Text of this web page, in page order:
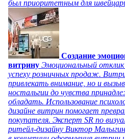
был приоритетным для
Создание
витрину Эмоциональный
успеху розничных продаж.
привлекать внимание, но и
ностальгии до чувства
обладать. Использование
дизайне витрин помогает
покупателя. Эксперт SR по
ритейл-дизайну Виктор